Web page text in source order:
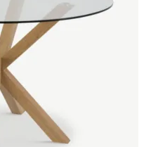
ja valgele marmorist
keskmes.